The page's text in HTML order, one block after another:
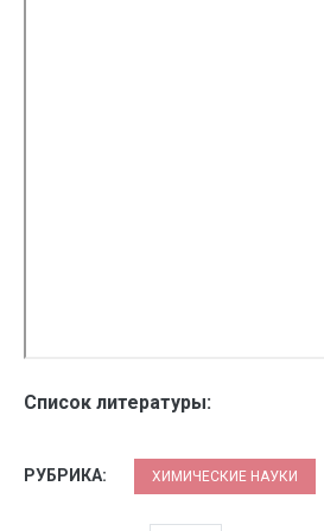
Список литературы:
РУБРИКА: ХИМИЧЕСКИЕ НАУКИ